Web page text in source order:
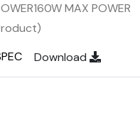
160W MAX POWER
Download